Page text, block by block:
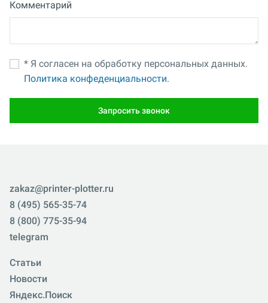
Комментарий
* Я согласен на обработку персональных данных.
Политика конфеденциальности.
Запросить звонок
zakaz@printer-plotter.ru
8 (495) 565-35-74
8 (800) 775-35-94
telegram
Статьи
Новости
Яндекс.Поиск